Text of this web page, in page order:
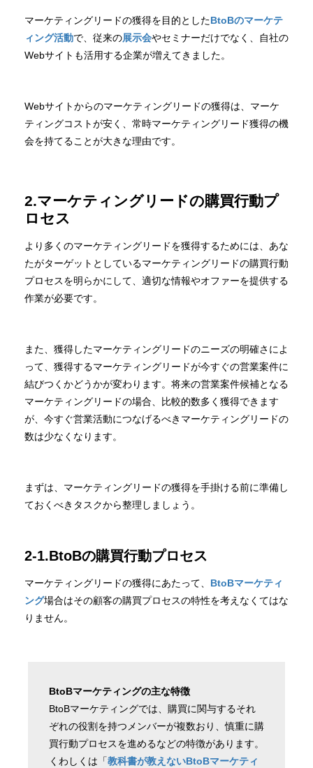
マーケティングリードの獲得を目的としたBtoBのマーケテ
ィング活動で、従来の展示会やセミナーだけでなく、自社の
Webサイトも活用する企業が増えてきました。
Webサイトからのマーケティングリードの獲得は、マーケ
ティングコストが安く、常時マーケティングリード獲得の機
会を持てることが大きな理由です。
2.マーケティングリードの購買行動プ
ロセス
より多くのマーケティングリードを獲得するためには、あな
たがターゲットとしているマーケティングリードの購買行動
プロセスを明らかにして、適切な情報やオファーを提供する
作業が必要です。
また、獲得したマーケティングリードのニーズの明確さによ
って、獲得するマーケティングリードが今すぐの営業案件に
結びつくかどうかが変わります。将来の営業案件候補となる
マーケティングリードの場合、比較的数多く獲得できます
が、今すぐ営業活動につなげるべきマーケティングリードの
数は少なくなります。
まずは、マーケティングリードの獲得を手掛ける前に準備し
ておくべきタスクから整理しましょう。
2-1.BtoBの購買行動プロセス
マーケティングリードの獲得にあたって、 BtoBマーケティ
ング場合はその顧客の購買プロセスの特性を考えなくてはな
りません。
BtoBマーケティングの主な特徴
BtoBマーケティングでは、購買に関与するそれ
ぞれの役割を持つメンバーが複数おり、慎重に購
買行動プロセスを進めるなどの特徴があります。
くわしくは「教科書が教えないBtoBマーケティ